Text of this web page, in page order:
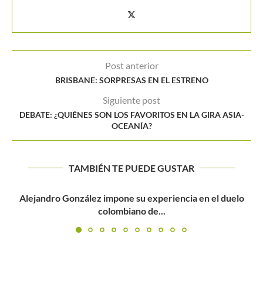
Post anterior
BRISBANE: SORPRESAS EN EL ESTRENO
Siguiente post
DEBATE: ¿QUIÉNES SON LOS FAVORITOS EN LA GIRA ASIA-
OCEANÍA?
TAMBIÉN TE PUEDE GUSTAR